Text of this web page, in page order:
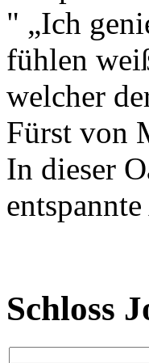
" „Ich
fühlen
welcher
Fürst von
In dieser
Schloss